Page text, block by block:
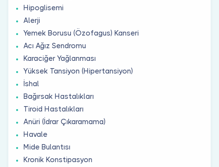
Hipoglisemi
Alerji
Yemek Borusu (Özofagus) Kanseri
Acı Ağız Sendromu
Karaciğer Yağlanması
Yüksek Tansiyon (Hipertansiyon)
İshal
Bağırsak Hastalıkları
Tiroid Hastalıkları
Anüri (İdrar Çıkaramama)
Havale
Mide Bulantısı
Kronik Konstipasyon